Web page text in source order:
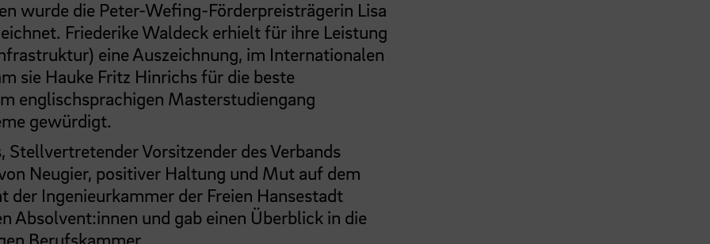
wurde die Peter-Wefing-Förderpreisträgerin Lisa
Friederike Waldeck erhielt für ihre Leistung
eine Auszeichnung, im Internationalen
sie Hauke Fritz Hinrichs für die beste
englischsprachigen Masterstudiengang
gewürdigt.
Vorsitzender des Verbands
Neugier, positiver Haltung und Mut auf dem
der Ingenieurkammer der Freien Hansestadt
Absolvent:innen und gab einen Überblick in die
Berufskammer.